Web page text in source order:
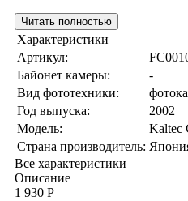
Читать полностью
Характеристики
Артикул:
Байонет камеры:
-
Вид фототехники:
Год выпуска:
2002
Модель:
Kaltec
Страна производитель:
Все характеристики
Описание
1 930 Р